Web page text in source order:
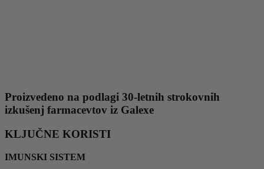
Proizvedeno na podlagi 30-letnih strokovnih
izkušenj farmacevtov iz Galexe
KLJUČNE KORISTI
IMUNSKI SISTEM